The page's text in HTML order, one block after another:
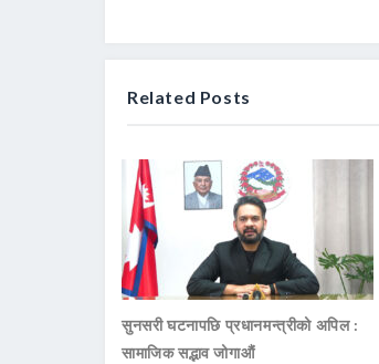
Related Posts
सुनसरी घटनापछि प्रधानमन्त्रीको अपिल :
सामाजिक सद्भाव जोगाऔं